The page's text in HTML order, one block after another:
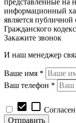
представленные на
информационный
является
Гражданского
Закажите звонок
И наш менеджер
Ваше имя *
Ваш телефон *
check_box check_box_outline_blank